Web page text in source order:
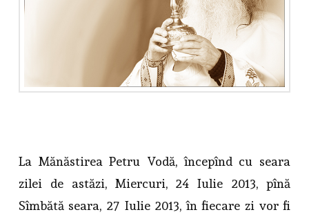
La Mănăstirea Petru Vodă, începînd cu seara
zilei de astăzi, Miercuri, 24 Iulie 2013, pînă
Sîmbătă seara, 27 Iulie 2013, în fiecare zi vor fi